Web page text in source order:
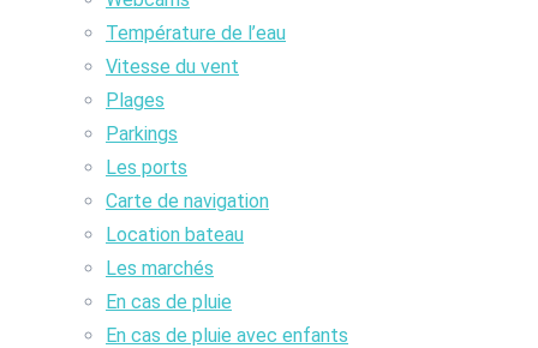
Température de l’eau
Vitesse du vent
Plages
Parkings
Les ports
Carte de navigation
Location bateau
Les marchés
En cas de pluie
En cas de pluie avec enfants